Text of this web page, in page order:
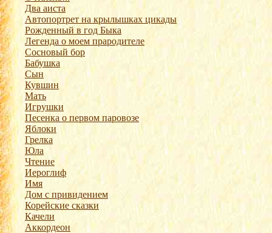
Два аиста
Автопортрет на крылышках цикады
Рожденный в год Быка
Легенда о моем прародителе
Сосновый бор
Бабушка
Сын
Кувшин
Мать
Игрушки
Песенка о первом паровозе
Яблоки
Грелка
Юла
Чтение
Иероглиф
Имя
Дом с привидением
Корейские сказки
Качели
Аккордеон